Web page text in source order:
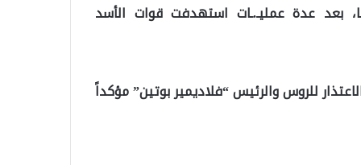
بعد عدة عمليـ.ـات استهدفت قوات الأسد
للروس والرئيس “فلاديمير بوتين” مؤكداً